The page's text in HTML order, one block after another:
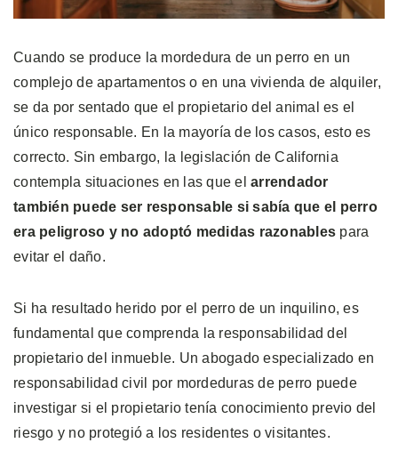
Cuando se produce la mordedura de un perro en un
complejo de apartamentos o en una vivienda de alquiler,
se da por sentado que el propietario del animal es el
único responsable. En la mayoría de los casos, esto es
correcto. Sin embargo, la legislación de California
contempla situaciones en las que el arrendador
también puede ser responsable si sabía que el perro
era peligroso y no adoptó medidas razonables para
evitar el daño.
Si ha resultado herido por el perro de un inquilino, es
fundamental que comprenda la responsabilidad del
propietario del inmueble. Un abogado especializado en
responsabilidad civil por mordeduras de perro puede
investigar si el propietario tenía conocimiento previo del
riesgo y no protegió a los residentes o visitantes.